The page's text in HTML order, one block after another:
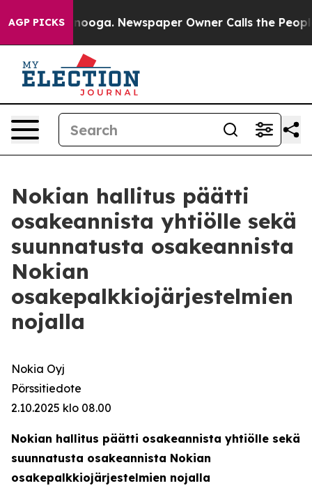
AGP PICKS Newspaper Owner Calls the People
Nokian hallitus päätti
osakeannista yhtiölle sekä
suunnatusta osakeannista
Nokian
osakepalkkiojärjestelmien
nojalla
Nokia Oyj
Pörssitiedote
2.10.2025 klo 08.00
Nokian hallitus päätti osakeannista yhtiölle sekä
suunnatusta osakeannista Nokian
osakepalkkiojärjestelmien nojalla